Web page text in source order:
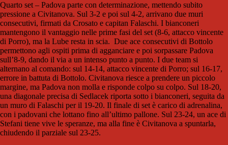
Quarto set – Padova parte con determinazione, mettendo subito
pressione a Civitanova. Sul 3-2 e poi sul 4-2, arrivano due muri
consecutivi, firmati da Crosato e capitan Falaschi. I bianconeri
mantengono il vantaggio nelle prime fasi del set (8-6, attacco vincente
di Porro), ma la Lube resta in scia. Due ace consecutivi di Bottolo
permettono agli ospiti prima di agganciare e poi sorpassare Padova
sull’8-9, dando il via a un intenso punto a punto. I due team si
alternano al comando: sul 14-14, attacco vincente di Porro; sul 16-17,
errore in battuta di Bottolo. Civitanova riesce a prendere un piccolo
margine, ma Padova non molla e risponde colpo su colpo. Sul 18-20,
una diagonale precisa di Sedlacek riporta sotto i bianconeri, seguita da
un muro di Falaschi per il 19-20. Il finale di set è carico di adrenalina,
con i padovani che lottano fino all’ultimo pallone. Sul 23-24, un ace di
Stefani tiene vive le speranze, ma alla fine è Civitanova a spuntarla,
chiudendo il parziale sul 23-25.